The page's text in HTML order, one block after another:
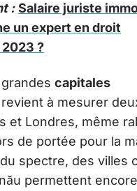
: Salaire juriste
un expert en droit
?
capitales
revient à mesurer
et Londres, même
de portée pour la
spectre, des villes
permettent